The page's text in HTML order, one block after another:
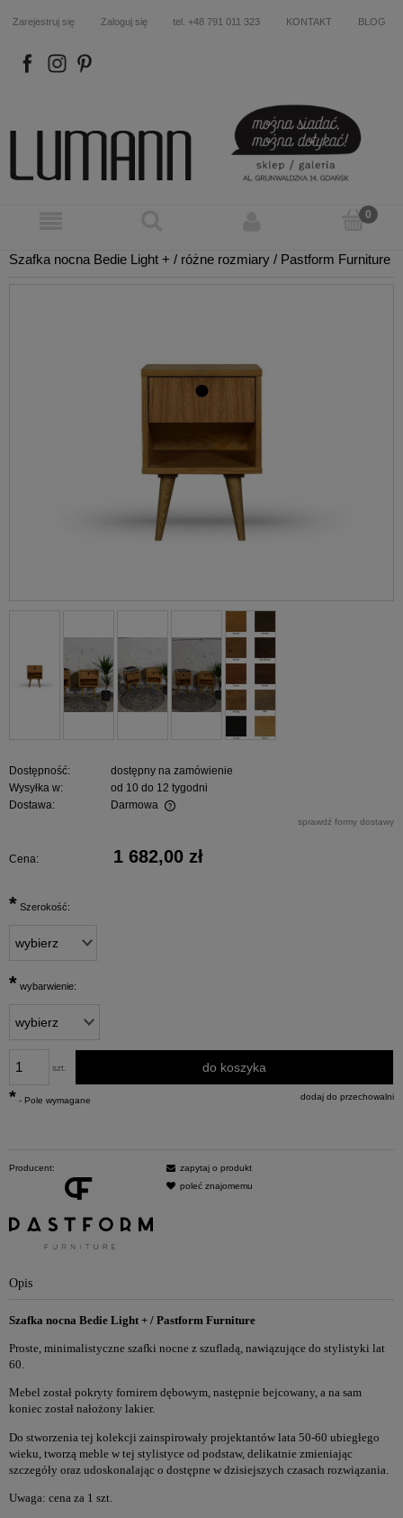
Zarejestruj się Zaloguj się tel. +48 791 011 323 KONTAKT BLOG
FB IN P
Szafka nocna Bedie Light + / różne rozmiary / Pastform Furniture
Dostępność:
dostępny na zamówienie
Wysyłka w:
od 10 do 12 tygodni
Dostawa:
Darmowa
sprawdź formy dostawy
Cena: 1 682,00 zł
* Szerokość:
* wybarwienie:
szt. do koszyka
dodaj do przechowalni
* - Pole wymagane
Producent:
zapytaj o produkt
poleć znajomemu
Opis
Szafka nocna Bedie Light + / Pastform Furniture
Proste, minimalistyczne szafki nocne z szufladą, nawiązujące do stylistyki lat
60.
Mebel został pokryty fornirem dębowym, następnie bejcowany, a na sam
koniec został nałożony lakier.
Do stworzenia tej kolekcji zainspirowały projektantów lata 50-60 ubiegłego
wieku, tworzą meble w tej stylistyce od podstaw, delikatnie zmieniając
szczegóły oraz udoskonalając o dostępne w dzisiejszych czasach rozwiązania.
Uwaga: cena za 1 szt.